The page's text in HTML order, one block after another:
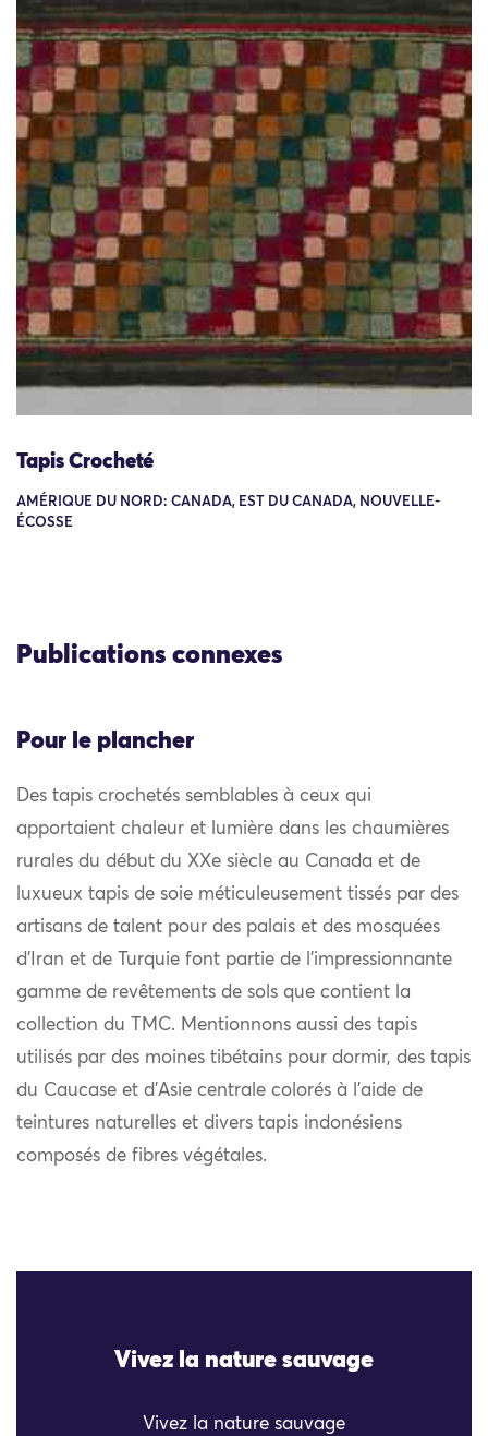
Tapis Crocheté
AMÉRIQUE DU NORD: CANADA, EST DU CANADA, NOUVELLE-
ÉCOSSE
Publications connexes
Pour le plancher
Des tapis crochetés semblables à ceux qui
apportaient chaleur et lumière dans les chaumières
rurales du début du XXe siècle au Canada et de
luxueux tapis de soie méticuleusement tissés par des
artisans de talent pour des palais et des mosquées
d’Iran et de Turquie font partie de l’impressionnante
gamme de revêtements de sols que contient la
collection du TMC. Mentionnons aussi des tapis
utilisés par des moines tibétains pour dormir, des tapis
du Caucase et d’Asie centrale colorés à l’aide de
teintures naturelles et divers tapis indonésiens
composés de fibres végétales.
Vivez la nature sauvage
Vivez la nature sauvage